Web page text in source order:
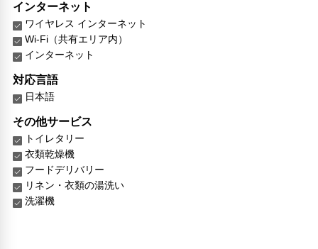
インターネット
ワイヤレス インターネット
Wi-Fi（共有エリア内）
インターネット
対応言語
日本語
その他サービス
トイレタリー
衣類乾燥機
フードデリバリー
リネン・衣類の湯洗い
洗濯機